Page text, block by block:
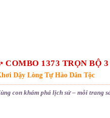
COMBO 1373 TRỌN BỘ
Dậy Lòng Tự Hào Dân Tộc
con khám phá lịch sử – mỗi trang